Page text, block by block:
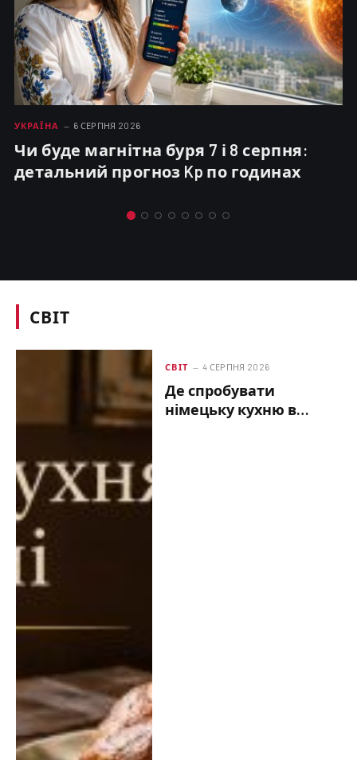
УКРАЇНА 6 СЕРПНЯ 2026
Чи буде магнітна буря 7 і 8 серпня:
детальний прогноз Kp по годинах
СВІТ
СВІТ 4 СЕРПНЯ 2026
Де спробувати
німецьку кухню в